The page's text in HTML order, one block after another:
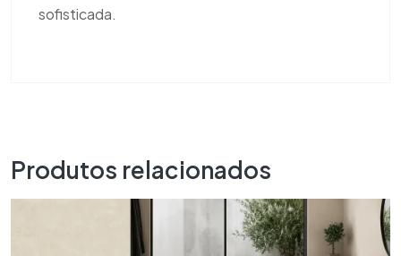
sofisticada.
Produtos relacionados